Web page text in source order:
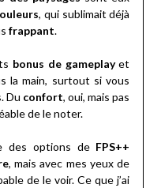
, qui sublimait déjà
frappant.
bonus de gameplayet
la main, surtout si vous
Du confort, oui, mais pas
de le noter.
des options de FPS++
, mais avec mes yeux de
de le voir. Ce que j’ai